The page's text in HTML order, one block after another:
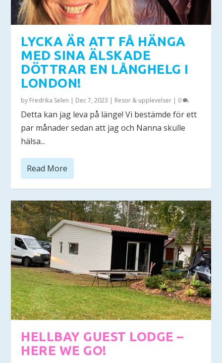
LYCKA ÄR ATT FÅ HÄNGA
MED SINA ÄLSKADE
DÖTTRAR EN LÅNGHELG I
LONDON!
by Fredrika Selen | Dec 7, 2023 | Resor & upplevelser | 0
Detta kan jag leva på länge! Vi bestämde för ett
par månader sedan att jag och Nanna skulle
hälsa...
Read More
HELLBAY GUEST LODGE –
HERE WE GO!